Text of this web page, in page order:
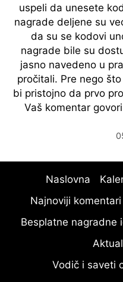
uspeli da unesete
nagrade deljene su
da su se kodovi
nagrade bile su
jasno navedeno u
pročitali. Pre nego
bi pristojno da prvo
Vaš komentar
Naslovna
Najnoviji komentari
Besplatne nagradne
Vodič i saveti